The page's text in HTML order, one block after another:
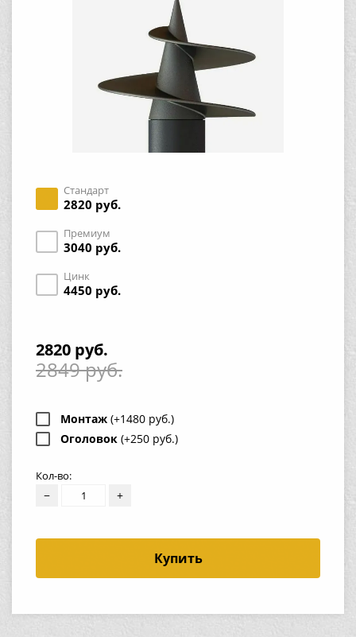
Стандарт
2820 руб.
Премиум
3040 руб.
Цинк
4450 руб.
2820 руб.
2849 руб.
Монтаж (+1480 руб.)
Оголовок (+250 руб.)
Кол-во:
− +
Купить